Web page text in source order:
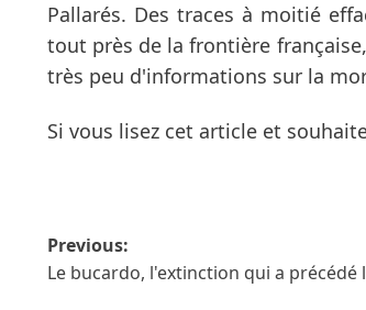
Pallarés. Des traces à moitié
tout près de la frontière
très peu d'informations sur la
Si vous lisez cet article et
Navigation
des
Previous:
Le bucardo, l'extinction qui a précédé